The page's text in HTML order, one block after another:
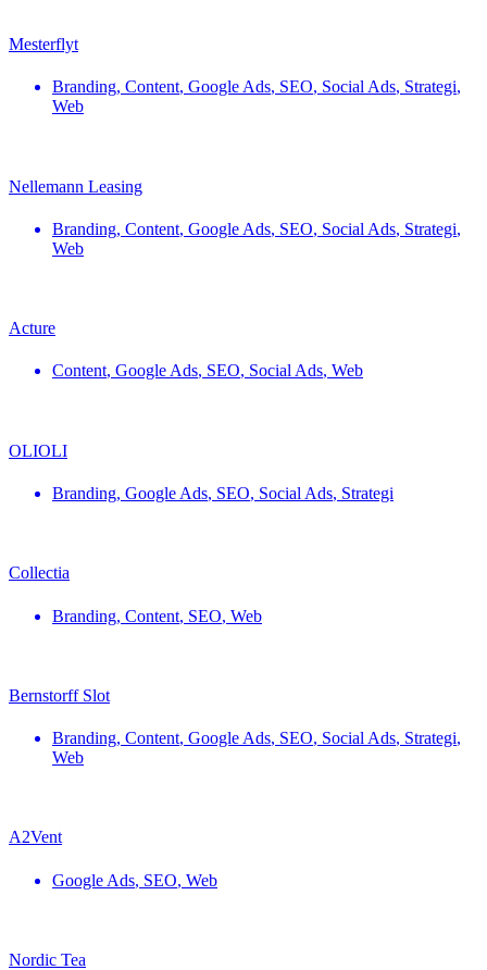
Mesterflyt
Branding, Content, Google Ads, SEO, Social Ads, Strategi,
Web
Nellemann Leasing
Branding, Content, Google Ads, SEO, Social Ads, Strategi,
Web
Acture
Content, Google Ads, SEO, Social Ads, Web
OLIOLI
Branding, Google Ads, SEO, Social Ads, Strategi
Collectia
Branding, Content, SEO, Web
Bernstorff Slot
Branding, Content, Google Ads, SEO, Social Ads, Strategi,
Web
A2Vent
Google Ads, SEO, Web
Nordic Tea